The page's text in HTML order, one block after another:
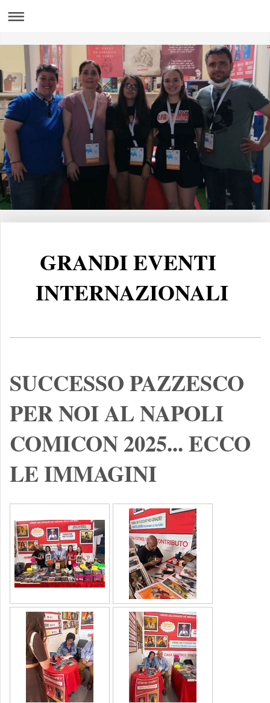
GRANDIEVENTI
INTERNAZIONALI
SUCCESSO PAZZESCO
PER NOI AL NAPOLI
COMICON 2025... ECCO
LE IMMAGINI